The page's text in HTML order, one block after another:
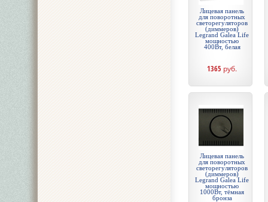
Лицевая панель
для поворотных
светорегуляторов
(диммеров)
Legrand Galea Life
мощностью
400Вт, белая
1365 руб.
Лицевая панель
для поворотных
светорегуляторов
(диммеров)
Legrand Galea Life
мощностью
1000Вт, тёмная
бронза